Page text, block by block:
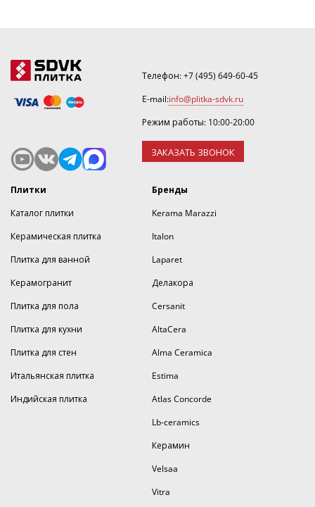
Телефон:+7 (495) 649-60-45
E-mail:info@plitka-sdvk.ru
Режим работы: 10:00-20:00
ЗАКАЗАТЬ ЗВОНОК
Плитки
Каталог плитки
Керамическая плитка
Плитка для ванной
Керамогранит
Плитка для пола
Плитка для кухни
Плитка для стен
Итальянская плитка
Индийская плитка
Бренды
Kerama Marazzi
Italon
Laparet
Делакора
Cersanit
AltaCera
Alma Ceramica
Estima
Atlas Concorde
Lb-ceramics
Керамин
Velsaa
Vitra